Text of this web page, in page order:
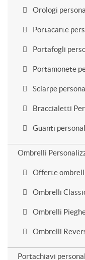
Orologi
Portacarte
Portafogli
Portamonete
Sciarpe
Braccialetti
Guanti
Ombrelli
Offerte
Ombrelli
Ombrelli
Ombrelli
Portachiavi